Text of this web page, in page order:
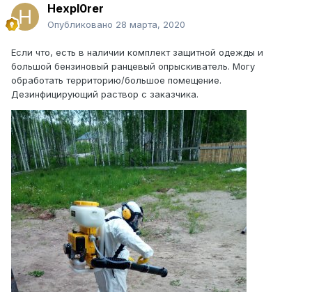
Hexpl0rer
Опубликовано 28 марта, 2020
Если что, есть в наличии комплект защитной одежды и
большой бензиновый ранцевый опрыскиватель. Могу
обработать территорию/большое помещение.
Дезинфицирующий раствор с заказчика.